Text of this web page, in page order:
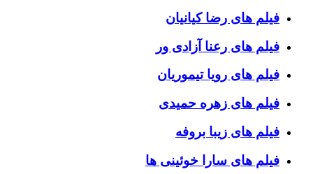
فیلم های رضا کیانیان
فیلم های رعنا آزادی ور
فیلم های رویا تیموریان
فیلم های زهره حمیدی
فیلم های زیبا بروفه
فیلم های سارا خوئینی ها